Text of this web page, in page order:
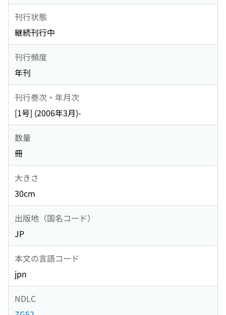
刊行状態
継続刊行中
刊行頻度
年刊
刊行巻次・年月次
[1号] (2006年3月)-
数量
冊
大きさ
30cm
出版地（国名コード）
JP
本文の言語コード
jpn
NDLC